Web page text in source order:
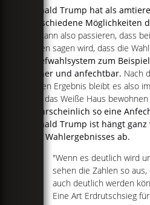
Donald Trump hat als
verschiedene Möglichkeiten
Es kann also passieren, dass
Biden sagen wird, dass die
Briefwahlsystem zum
sicher und anfechtbar. Nach
klaren Ergebnis bleibt es also
wer das Weiße Haus
wahrscheinlich so eine
Donald Trump ist hängt
des Wahlergebnisses ab.
"Wenn es deutlich wird
sehen die Zahlen so
auch deutlich werden
Eine Art Erdrutschsieg